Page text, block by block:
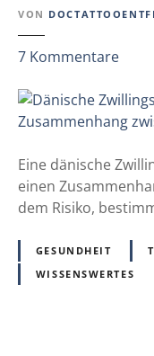
a
n
L
a
n
g
z
t
VON
7 Kommentarez
D
ä
i
s
c
Z
Eine dänische
einen
dem Risiko,
GESUNDHEIT
WISSENSWERTES